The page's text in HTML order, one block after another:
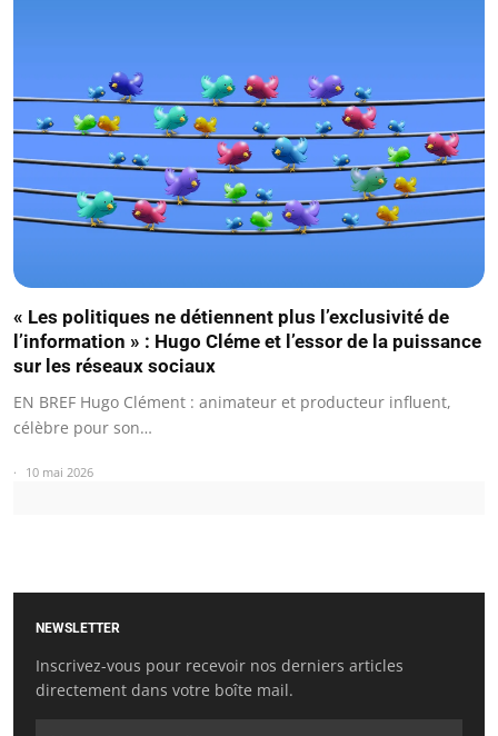
« Les politiques ne détiennent plus l’exclusivité de
l’information » : Hugo Cléme et l’essor de la puissance
sur les réseaux sociaux
EN BREF Hugo Clément : animateur et producteur influent,
célèbre pour son…
10 mai 2026
NEWSLETTER
Inscrivez-vous pour recevoir nos derniers articles
directement dans votre boîte mail.